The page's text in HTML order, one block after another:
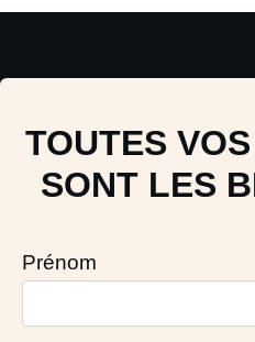
TOUTES
SONT LES
Prénom